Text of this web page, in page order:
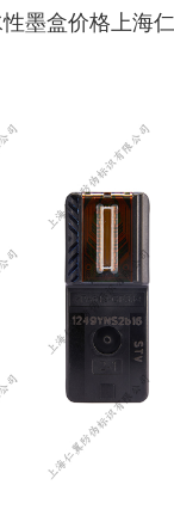
墨盒价格上海